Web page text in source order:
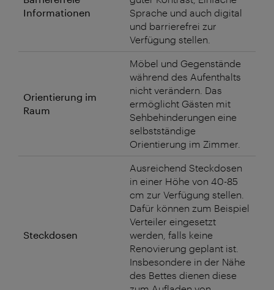
Informationen
Sprache und auch digital
und barrierefrei zur
Verfügung stellen.
Orientierung im
Raum
Möbel und Gegenstände
während des Aufenthalts
nicht verändern. Das
ermöglicht Gästen mit
Sehbehinderungen eine
selbstständige
Orientierung im Zimmer.
Steckdosen
Ausreichend Steckdosen
in einer Höhe von 40-85
cm zur Verfügung stellen.
Dafür können zum Beispiel
Verteiler eingesetzt
werden, falls keine
Renovierung geplant ist.
Insbesondere in der Nähe
des Bettes dienen diese